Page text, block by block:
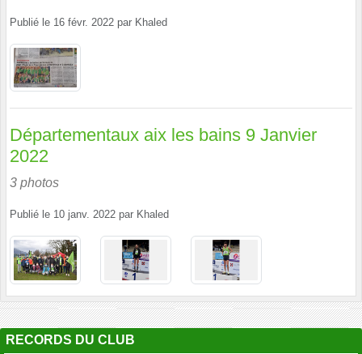
Publié le 16 févr. 2022 par Khaled
Départementaux aix les bains 9 Janvier
2022
3 photos
Publié le 10 janv. 2022 par Khaled
RECORDS DU CLUB